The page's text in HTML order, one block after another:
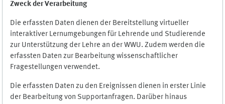
Zweck der Verarbeitung
Die erfassten Daten dienen der Bereitstellung virtueller
interaktiver Lernumgebungen für Lehrende und Studierende
zur Unterstützung der Lehre an der WWU. Zudem werden die
erfassten Daten zur Bearbeitung wissenschaftlicher
Fragestellungen verwendet.
Die erfassten Daten zu den Ereignissen dienen in erster Linie
der Bearbeitung von Supportanfragen. Darüber hinaus